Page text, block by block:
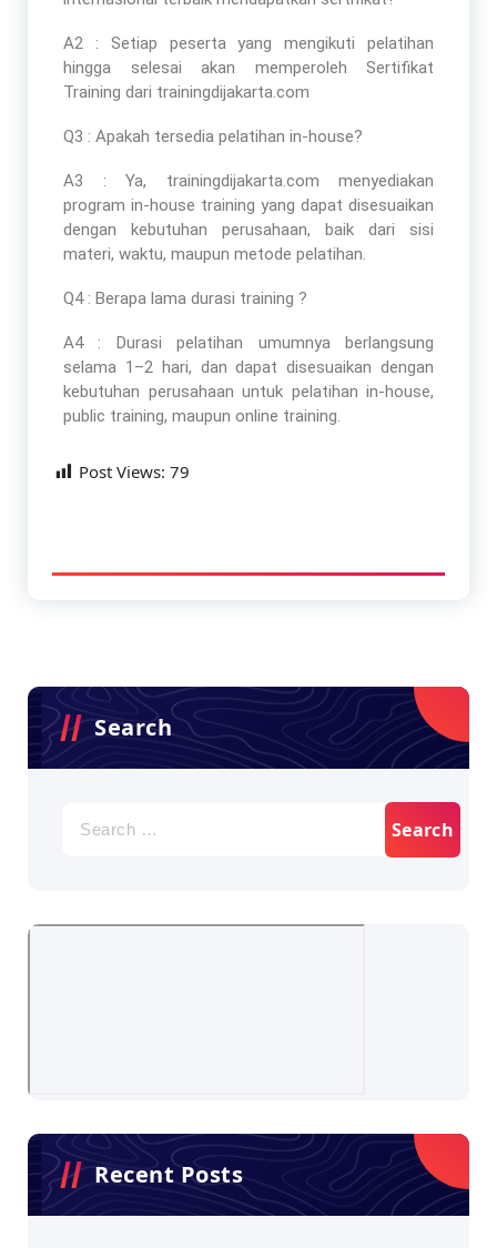
A2 : Setiap peserta yang mengikuti pelatihan
hingga selesai akan memperoleh Sertifikat
Training dari trainingdijakarta.com
Q3 : Apakah tersedia pelatihan in-house?
A3 : Ya, trainingdijakarta.com menyediakan
program in-house training yang dapat disesuaikan
dengan kebutuhan perusahaan, baik dari sisi
materi, waktu, maupun metode pelatihan.
Q4 : Berapa lama durasi training ?
A4 : Durasi pelatihan umumnya berlangsung
selama 1–2 hari, dan dapat disesuaikan dengan
kebutuhan perusahaan untuk pelatihan in-house,
public training, maupun online training.
Post Views: 79
Search
Recent Posts